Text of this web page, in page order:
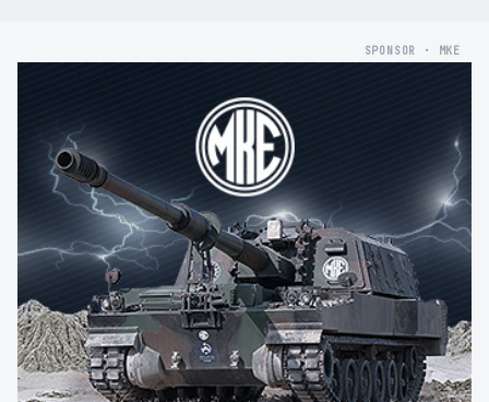
SPONSOR · MKE